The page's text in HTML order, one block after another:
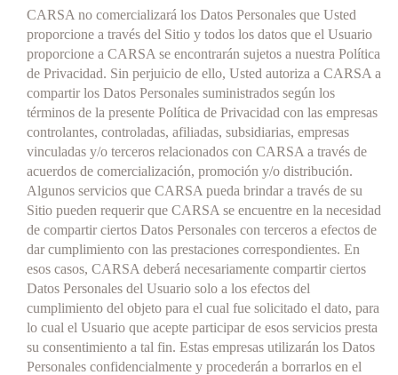
CARSA no comercializará los Datos Personales que Usted
proporcione a través del Sitio y todos los datos que el Usuario
proporcione a CARSA se encontrarán sujetos a nuestra Política
de Privacidad. Sin perjuicio de ello, Usted autoriza a CARSA a
compartir los Datos Personales suministrados según los
términos de la presente Política de Privacidad con las empresas
controlantes, controladas, afiliadas, subsidiarias, empresas
vinculadas y/o terceros relacionados con CARSA a través de
acuerdos de comercialización, promoción y/o distribución.
Algunos servicios que CARSA pueda brindar a través de su
Sitio pueden requerir que CARSA se encuentre en la necesidad
de compartir ciertos Datos Personales con terceros a efectos de
dar cumplimiento con las prestaciones correspondientes. En
esos casos, CARSA deberá necesariamente compartir ciertos
Datos Personales del Usuario solo a los efectos del
cumplimiento del objeto para el cual fue solicitado el dato, para
lo cual el Usuario que acepte participar de esos servicios presta
su consentimiento a tal fin. Estas empresas utilizarán los Datos
Personales confidencialmente y procederán a borrarlos en el